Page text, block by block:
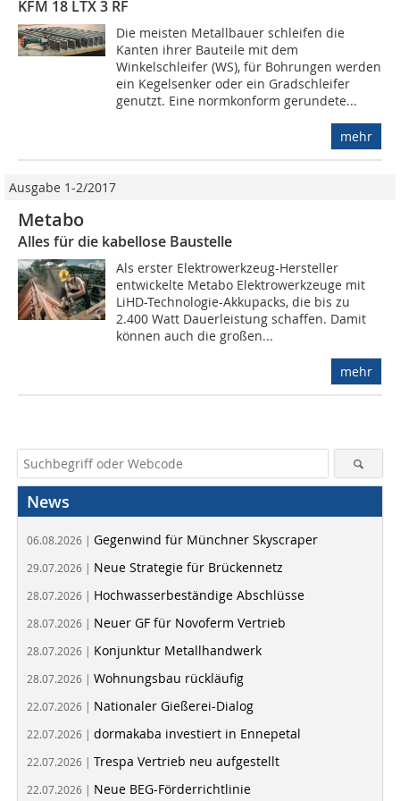
KFM 18 LTX 3 RF
Die meisten Metallbauer schleifen die
Kanten ihrer Bauteile mit dem
Winkelschleifer (WS), für Bohrungen werden
ein Kegelsenker oder ein Gradschleifer
genutzt. Eine normkonform gerundete...
mehr
Ausgabe 1-2/2017
Metabo
Alles für die kabellose Baustelle
Als erster Elektrowerkzeug-Hersteller
entwickelte ­Metabo Elektrowerkzeuge mit
LiHD-Technologie-Akkupacks, die bis zu
2.400 Watt Dauerleistung schaffen. Damit
können auch die großen...
mehr
News
06.08.2026 | Gegenwind für Münchner Skyscraper
29.07.2026 | Neue Strategie für Brückennetz
28.07.2026 | Hochwasserbeständige Abschlüsse
28.07.2026 | Neuer GF für Novoferm Vertrieb
28.07.2026 | Konjunktur Metallhandwerk
28.07.2026 | Wohnungsbau rückläufig
22.07.2026 | Nationaler Gießerei-Dialog
22.07.2026 | dormakaba investiert in Ennepetal
22.07.2026 | Trespa Vertrieb neu aufgestellt
22.07.2026 | Neue BEG-Förderrichtlinie